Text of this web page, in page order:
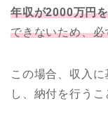
年収が2000万円
できないため、
この場合、収入
し、納付を行うこ